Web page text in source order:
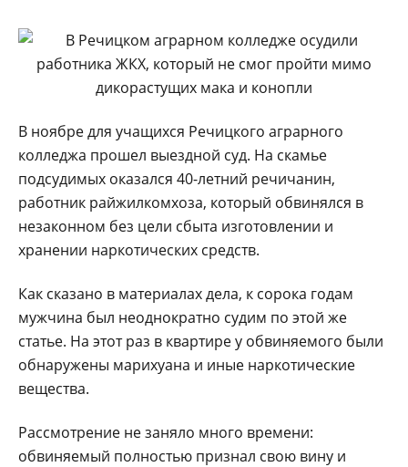
В ноябре для учащихся Речицкого аграрного
колледжа прошел выездной суд. На скамье
подсудимых оказался 40-летний речичанин,
работник райжилкомхоза, который обвинялся в
незаконном без цели сбыта изготовлении и
хранении наркотических средств.
Как сказано в материалах дела, к сорока годам
мужчина был неоднократно судим по этой же
статье. На этот раз в квартире у обвиняемого были
обнаружены марихуана и иные наркотические
вещества.
Рассмотрение не заняло много времени:
обвиняемый полностью признал свою вину и